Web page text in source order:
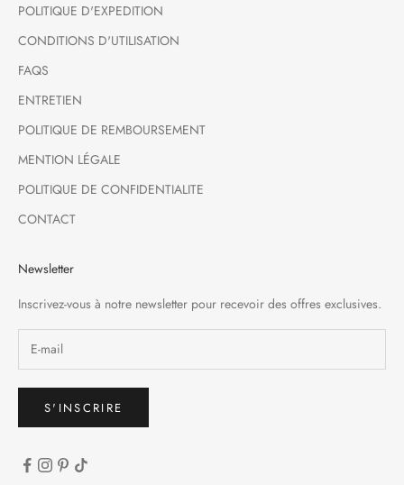
POLITIQUE D'EXPEDITION
CONDITIONS D'UTILISATION
FAQS
ENTRETIEN
POLITIQUE DE REMBOURSEMENT
MENTION LÉGALE
POLITIQUE DE CONFIDENTIALITE
CONTACT
Newsletter
Inscrivez-vous à notre newsletter pour recevoir des offres exclusives.
S'INSCRIRE